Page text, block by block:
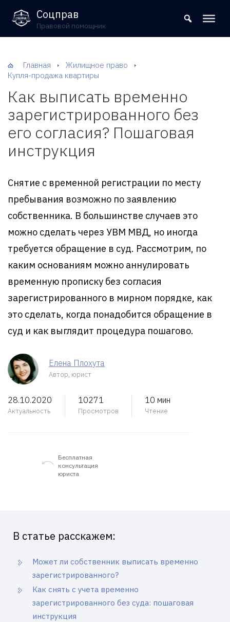
8 (800) 302-09-37
Соцправ
Правовой помощник
Главная
Жилищное право
Купля-продажа квартиры
Как выписать временно
зарегистрированного без
его согласия? Пошаговая
инструкция
Снятие с временной регистрации по месту
пребывания возможно по заявлению
собственника. В большинстве случаев это
можно сделать через УВМ МВД, но иногда
требуется обращение в суд. Рассмотрим, по
каким основаниям можно аннулировать
временную прописку без согласия
зарегистрированного в мирном порядке, как
это сделать, когда понадобится обращение в
суд и как выглядит процедура пошагово.
Елена Плохута
Автор, юрист
28.10.2020
Актуальность
10271
Просмотров
10 мин
Чтение
Бесплатная
консультация
юриста
В статье расскажем:
Может ли собственник выписать временно
зарегистрированного?
Как снять с учета временно
зарегистрированного без суда: пошаговая
инструкция